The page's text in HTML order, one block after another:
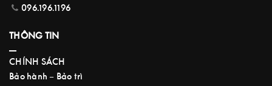
096.196.1196
THÔNG TIN
CHÍNH SÁCH
Bảo hành – Bảo trì